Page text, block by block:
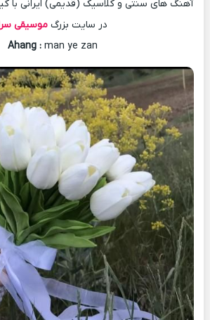
آهنگ های سنتی و کلاسیک (قدیمی) ایرانی با
در سایت بزرگ موسیقی
Ahang : man ye zan